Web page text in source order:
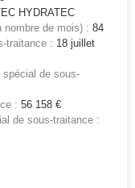
HYDRATEC
nombre de mois) : 84
traitance : 18 juillet
spécial de sous-
: 56 158 €
de sous-traitance :